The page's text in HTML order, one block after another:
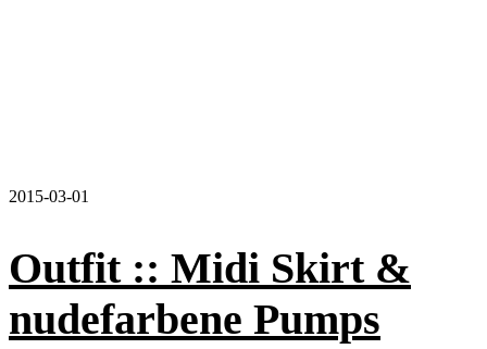
2015-03-01
Outfit :: Midi Skirt &
nudefarbene Pumps